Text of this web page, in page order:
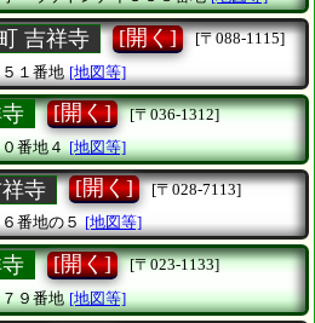
吉祥寺 [開く]
[〒088-1115]
１番地 [地図等]
[開く]
[〒036-1312]
番地４ [地図等]
寺 [開く]
[〒028-7113]
番地の５ [地図等]
[開く]
[〒023-1133]
９番地 [地図等]